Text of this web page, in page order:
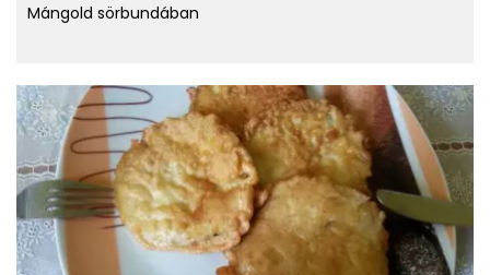
Mángold sörbundában